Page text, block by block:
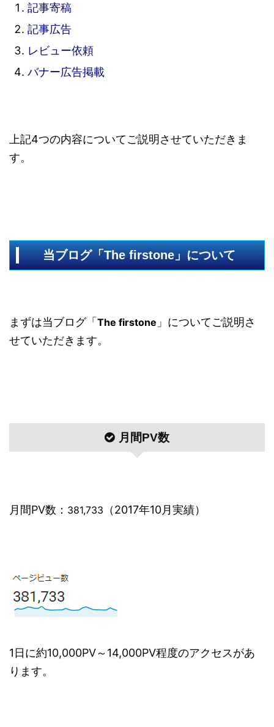
記事寄稿
記事広告
レビュー依頼
バナー広告掲載
上記4つの内容についてご説明させていただきま
す。
当ブログ「The firstone」について
まずは当ブログ「 The firstone 」についてご説明さ
せていただきます。
月間PV数
月間PV数： 381,733 （2017年10月実績）
1日に約10,000PV～14,000PV程度のアクセスがあ
ります。